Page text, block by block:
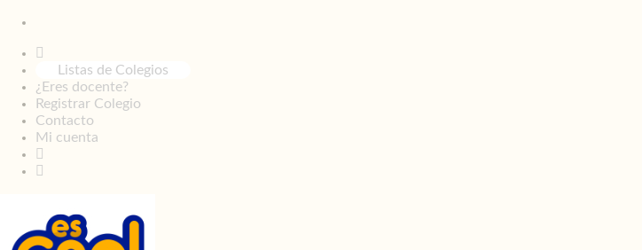
Listas de Colegios
¿Eres docente?
Registrar Colegio
Contacto
Mi cuenta